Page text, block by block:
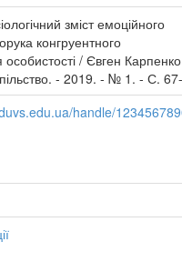
зміст емоційного
конгруентного
особистості / Євген
- 2019. - № 1. - С.
handle/